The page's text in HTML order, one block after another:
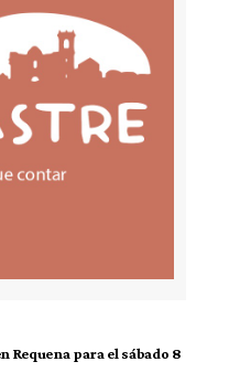
Requena para el sábado 8